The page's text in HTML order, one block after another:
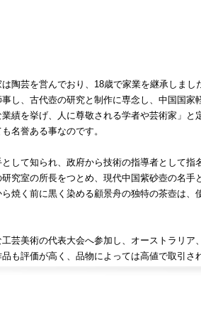
陶芸を営んでおり、18歳で家業を継承しまし
し、古代壺の研究と制作に専念し、中国国
業績を挙げ、人に尊敬される学者や芸術家」
名誉ある事なのです。
して知られ、政府から技術の指導者として
究室の所長をつとめ、現代中国紫砂壺の名手
焼く前に黒く染める顧景舟の独特の茶壺は
芸美術の代表大会へ参加し、オーストラリ
も評価が高く、品物によっては高値で取引さ